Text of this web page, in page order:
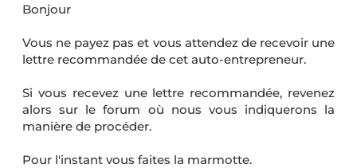
Bonjour
Vous ne payez pas et vous attendez de recevoir une
lettre recommandée de cet auto-entrepreneur.
Si vous recevez une lettre recommandée, revenez
alors sur le forum où nous vous indiquerons la
manière de procéder.
Pour l'instant vous faites la marmotte.